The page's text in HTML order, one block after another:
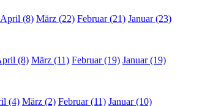
April (8) März (22) Februar (21) Januar (23)
(8) März (11) Februar (19) Januar (19)
(4) März (2) Februar (11) Januar (10)